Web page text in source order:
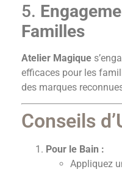
5.
Familles
Atelier Magique
efficaces pour les
des marques
Conseils
Pour le Bain :
Appliquez